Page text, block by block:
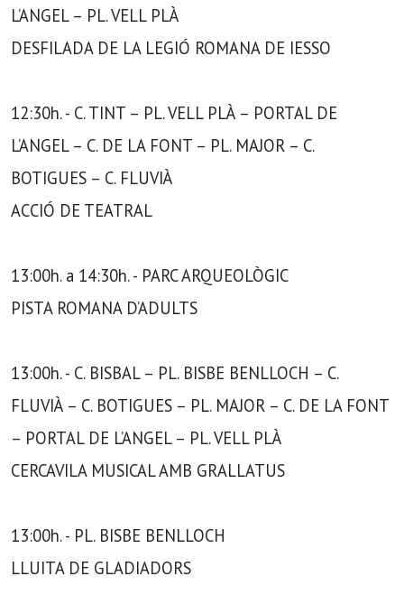
L’ANGEL – PL. VELL PLÀ
DESFILADA DE LA LEGIÓ ROMANA DE IESSO
12:30h. - C. TINT – PL. VELL PLÀ – PORTAL DE
L’ANGEL – C. DE LA FONT – PL. MAJOR – C.
BOTIGUES – C. FLUVIÀ
ACCIÓ DE TEATRAL
13:00h. a 14:30h. - PARC ARQUEOLÒGIC
PISTA ROMANA D’ADULTS
13:00h. - C. BISBAL – PL. BISBE BENLLOCH – C.
FLUVIÀ – C. BOTIGUES – PL. MAJOR – C. DE LA FONT
– PORTAL DE L’ANGEL – PL. VELL PLÀ
CERCAVILA MUSICAL AMB GRALLATUS
13:00h. - PL. BISBE BENLLOCH
LLUITA DE GLADIADORS